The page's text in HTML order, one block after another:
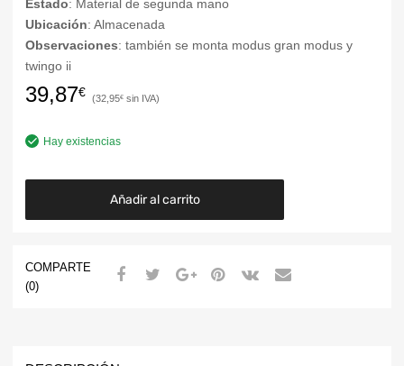
Estado: Material de segunda mano
Ubicación: Almacenada
Observaciones: también se monta modus gran modus y
twingo ii
39,87€ 32,95€
Hay existencias
Añadir al carrito
COMPARTE
(0)